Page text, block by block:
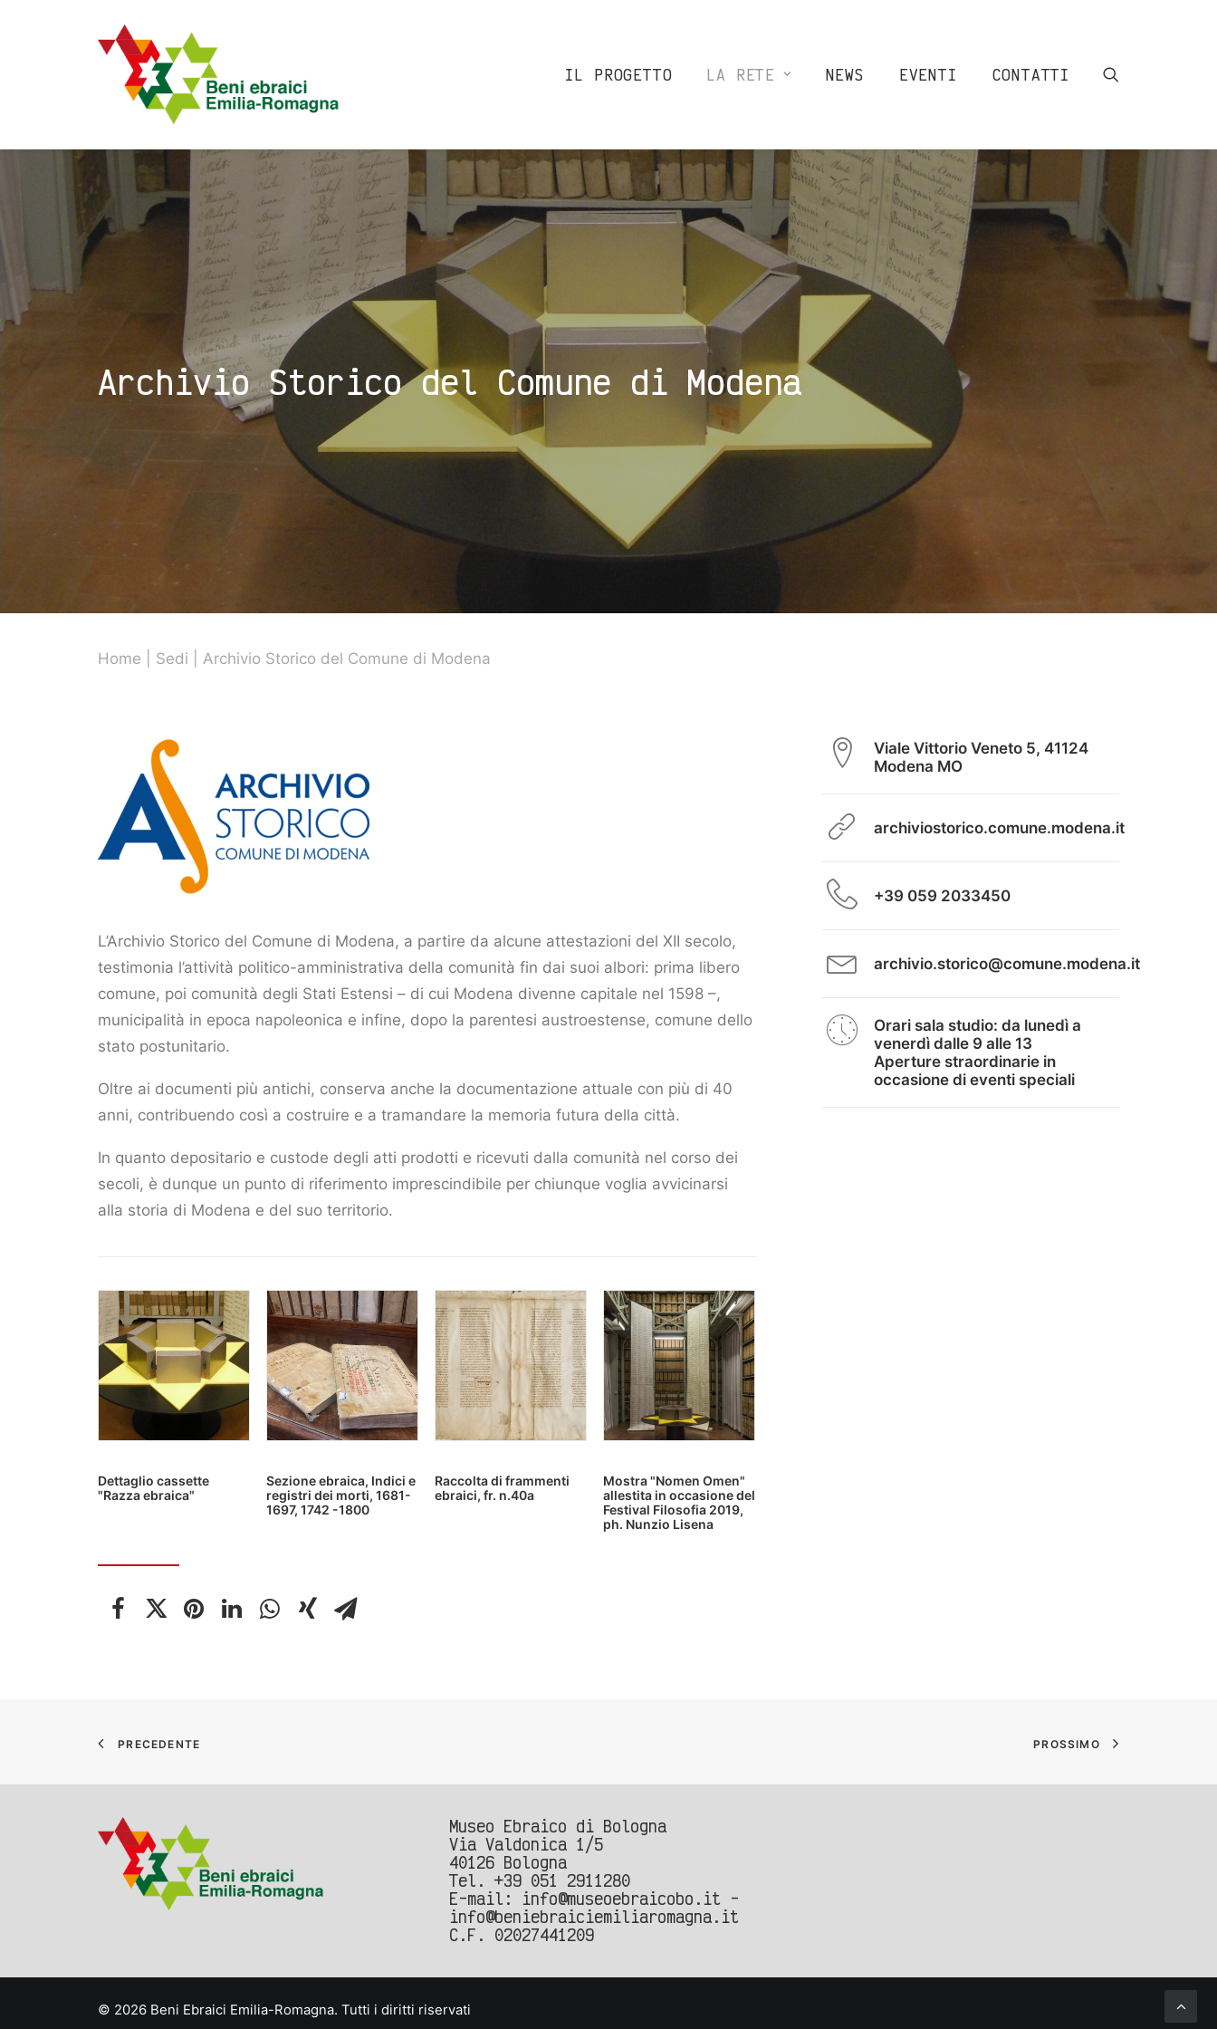
IL PROGETTO LA RETE NEWS EVENTI CONTATTI
Archivio Storico del Comune di Modena
Home Sedi Archivio Storico del Comune di Modena
L’Archivio Storico del Comune di Modena, a partire da alcune attestazioni del XII secolo,
testimonia l’attività politico-amministrativa della comunità fin dai suoi albori: prima libero
comune, poi comunità degli Stati Estensi – di cui Modena divenne capitale nel 1598 –,
municipalità in epoca napoleonica e infine, dopo la parentesi austroestense, comune dello
stato postunitario.
Oltre ai documenti più antichi, conserva anche la documentazione attuale con più di 40
anni, contribuendo così a costruire e a tramandare la memoria futura della città.
In quanto depositario e custode degli atti prodotti e ricevuti dalla comunità nel corso dei
secoli, è dunque un punto di riferimento imprescindibile per chiunque voglia avvicinarsi
alla storia di Modena e del suo territorio.
Dettaglio cassette
"Razza ebraica"
Sezione ebraica, Indici e
registri dei morti, 1681-
1697, 1742 -1800
Raccolta di frammenti
ebraici, fr. n.40a
Mostra "Nomen Omen"
allestita in occasione del
Festival Filosofia 2019,
ph. Nunzio Lisena
Viale Vittorio Veneto 5, 41124
Modena MO
archiviostorico.comune.modena.it
+39 059 2033450
archivio.storico@comune.modena.it
Orari sala studio: da lunedì a
venerdì dalle 9 alle 13
Aperture straordinarie in
occasione di eventi speciali
PRECEDENTE PROSSIMO
Museo Ebraico di Bologna
Via Valdonica 1/5
40126 Bologna
Tel. +39 051 2911280
E-mail: info@museoebraicobo.it -
info@beniebraiciemiliaromagna.it
C.F. 02027441209
© 2026 Beni Ebraici Emilia-Romagna. Tutti i diritti riservati